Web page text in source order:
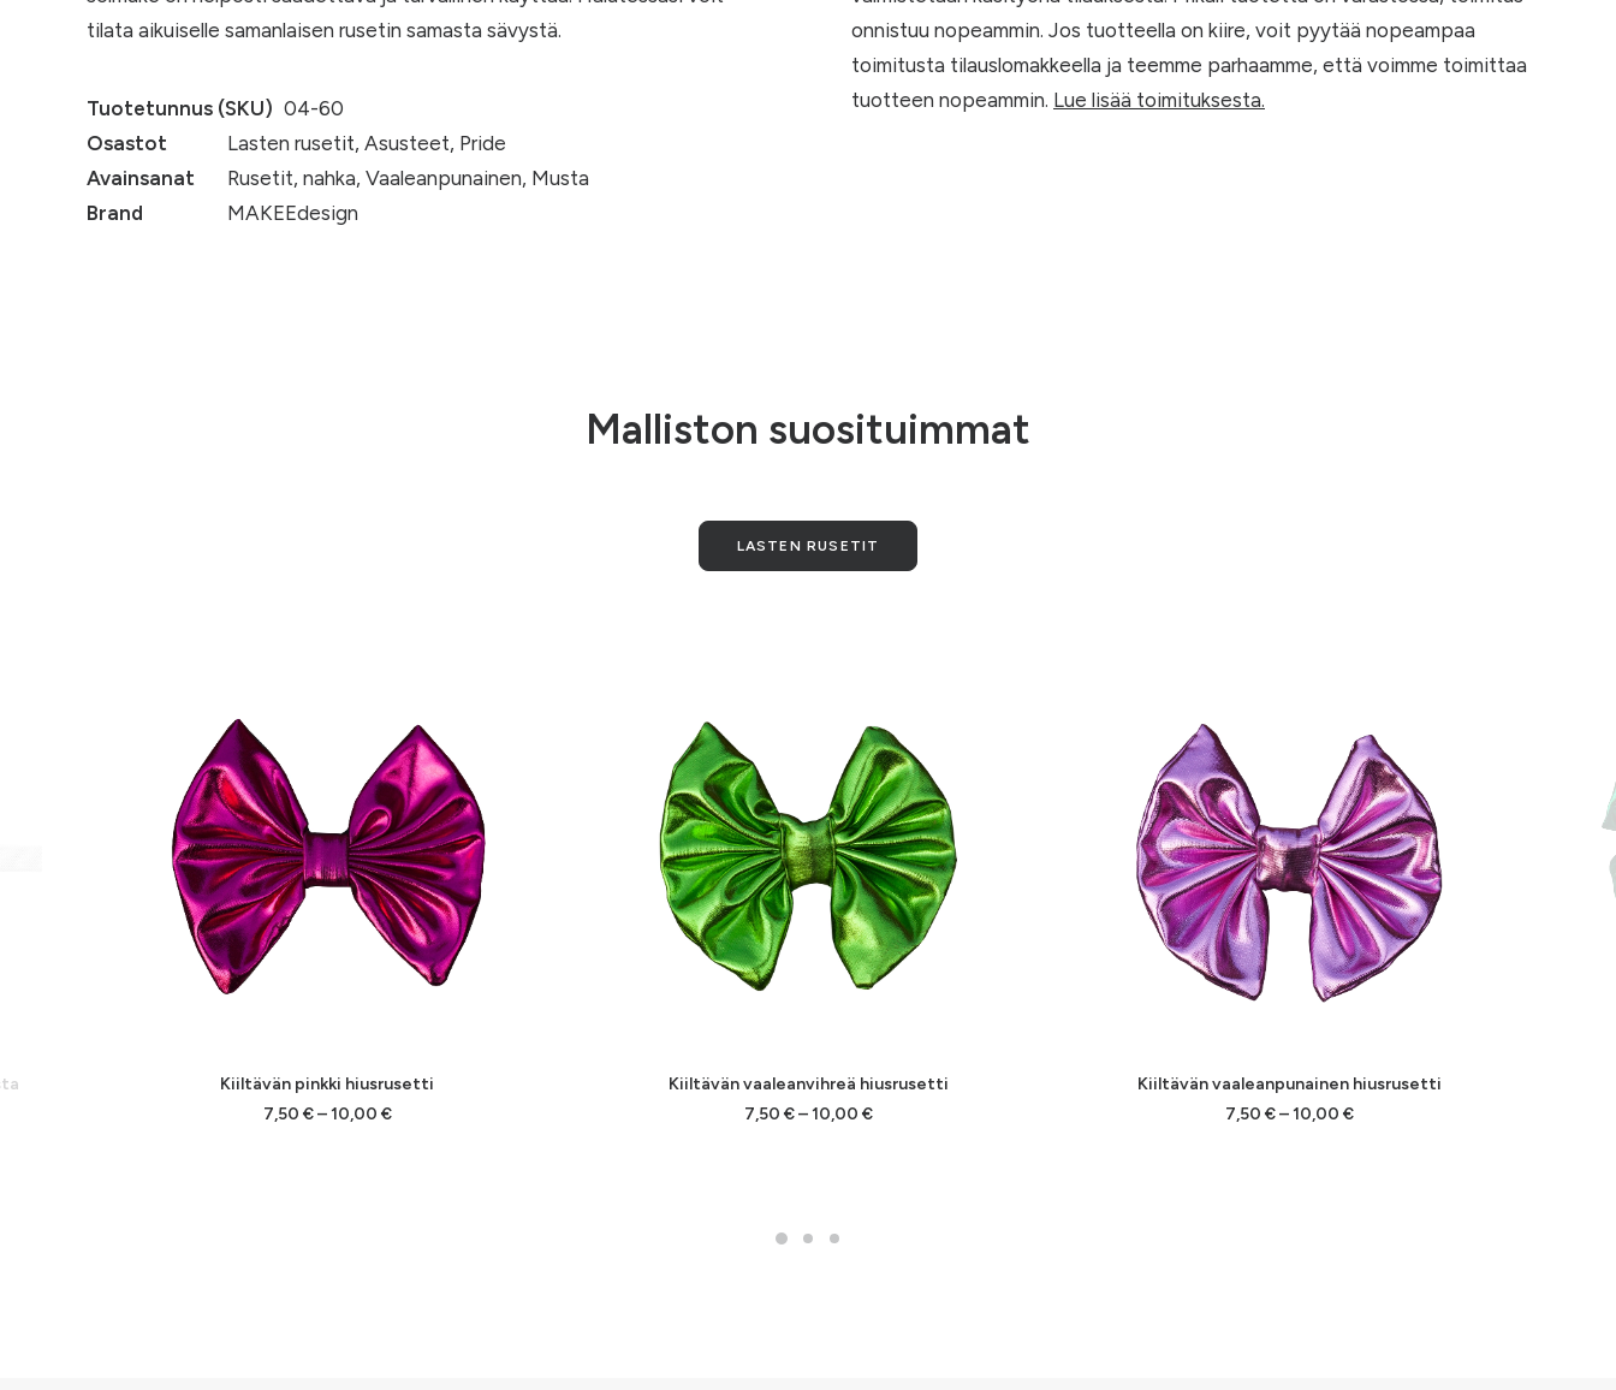
tilata aikuiselle samanlaisen rusetin samasta sävystä.
Tuotetunnus (SKU) 04-60
Osastot
Lasten rusetit, Asusteet, Pride
Avainsanat
Rusetit, nahka, Vaaleanpunainen, Musta
Brand
MAKEEdesign
onnistuu nopeammin. Jos tuotteella on kiire, voit pyytää nopeampaa
toimitusta tilauslomakkeella ja teemme parhaamme, että voimme toimittaa
tuotteen nopeammin. Lue lisää toimituksesta.
Malliston suosituimmat
LASTEN RUSETIT
Kiiltävän pinkki hiusrusetti
7,50 € – 10,00 €Hintaluokka:
Kiiltävän vaaleanvihreä hiusrusetti
7,50 € – 10,00 €Hintaluokka:
Kiiltävän vaaleanpunainen hiusrusetti
7,50 € – 10,00 €Hintaluokka: